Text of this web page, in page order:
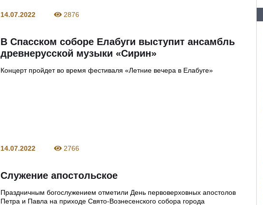
14.07.2022 2876
В Спасском соборе Елабуги выступит ансамбль
древнерусской музыки «Сирин»
Концерт пройдет во время фестиваля «Летние вечера в Елабуге»
14.07.2022 2766
Служение апостольское
Праздничным богослужением отметили День первоверховных апостолов
Петра и Павла на приходе Свято-Вознесенского собора города